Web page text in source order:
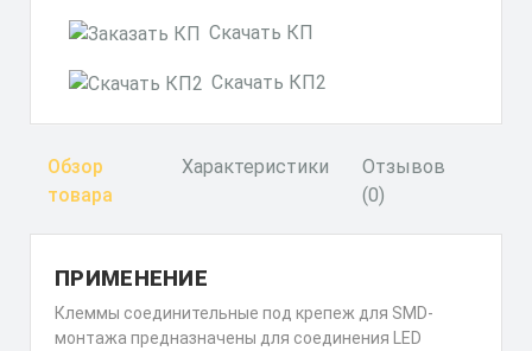
Скачать КП
Скачать КП2
Обзор
товара
Характеристики
Отзывов
(0)
ПРИМЕНЕНИЕ
Клеммы соединительные под крепеж для SMD-
монтажа предназначены для соединения LED